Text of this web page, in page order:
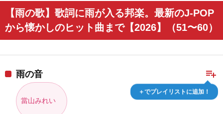
【雨の歌】歌詞に雨が入る邦楽。最新のJ-POP
から懐かしのヒット曲まで【2026】（51〜60）
playlist_add
＋でプレイリストに追加！
雨の音
當山みれい